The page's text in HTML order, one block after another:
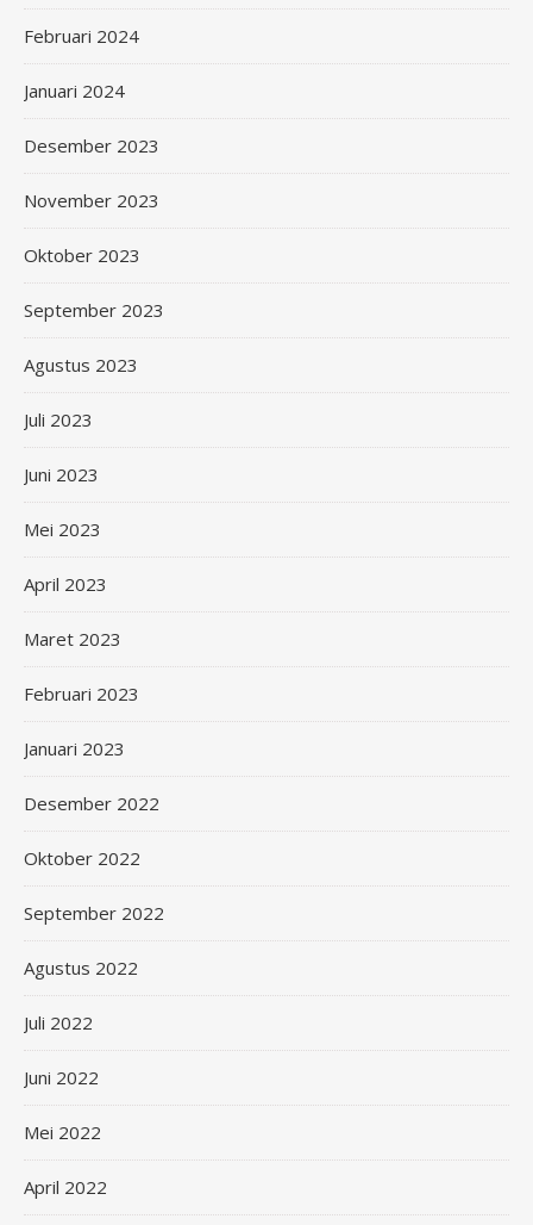
Februari 2024
Januari 2024
Desember 2023
November 2023
Oktober 2023
September 2023
Agustus 2023
Juli 2023
Juni 2023
Mei 2023
April 2023
Maret 2023
Februari 2023
Januari 2023
Desember 2022
Oktober 2022
September 2022
Agustus 2022
Juli 2022
Juni 2022
Mei 2022
April 2022